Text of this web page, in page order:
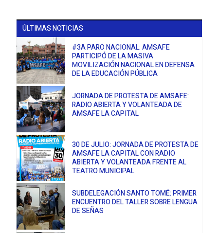
ÚLTIMAS NOTICIAS
#3A PARO NACIONAL: AMSAFE
PARTICIPÓ DE LA MASIVA
MOVILIZACIÓN NACIONAL EN DEFENSA
DE LA EDUCACIÓN PÚBLICA
JORNADA DE PROTESTA DE AMSAFE:
RADIO ABIERTA Y VOLANTEADA DE
AMSAFE LA CAPITAL
30 DE JULIO: JORNADA DE PROTESTA DE
AMSAFE LA CAPITAL CON RADIO
ABIERTA Y VOLANTEADA FRENTE AL
TEATRO MUNICIPAL
SUBDELEGACIÓN SANTO TOMÉ: PRIMER
ENCUENTRO DEL TALLER SOBRE LENGUA
DE SEÑAS